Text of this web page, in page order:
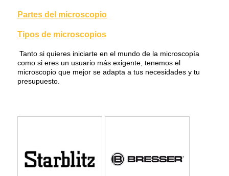
Partes del microscopio
Tipos de microscopios
Tanto si quieres iniciarte en el mundo de la microscopía
como si eres un usuario más exigente, tenemos el
microscopio que mejor se adapta a tus necesidades y tu
presupuesto.